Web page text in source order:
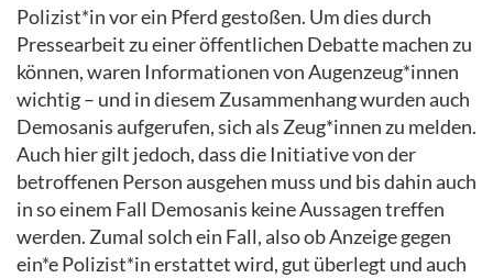
Polizist*in vor ein Pferd gestoßen. Um dies durch
Pressearbeit zu einer öffentlichen Debatte machen zu
können, waren Informationen von Augenzeug*innen
wichtig – und in diesem Zusammenhang wurden auch
Demosanis aufgerufen, sich als Zeug*innen zu melden.
Auch hier gilt jedoch, dass die Initiative von der
betroffenen Person ausgehen muss und bis dahin auch
in so einem Fall Demosanis keine Aussagen treffen
werden. Zumal solch ein Fall, also ob Anzeige gegen
ein*e Polizist*in erstattet wird, gut überlegt und auch